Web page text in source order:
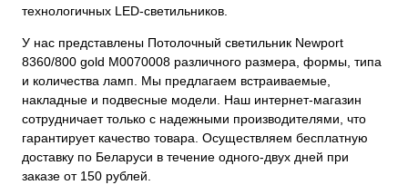
технологичных LED-светильников.
У нас представлены Потолочный светильник Newport
8360/800 gold М0070008 различного размера, формы, типа
и количества ламп. Мы предлагаем встраиваемые,
накладные и подвесные модели. Наш интернет-магазин
сотрудничает только с надежными производителями, что
гарантирует качество товара. Осуществляем бесплатную
доставку по Беларуси в течение одного-двух дней при
заказе от 150 рублей.